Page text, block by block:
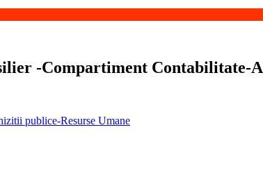
-Compartiment Contabilitate-
publice-Resurse Umane